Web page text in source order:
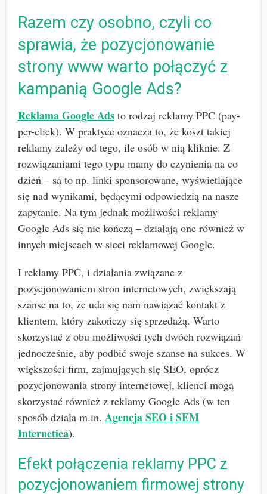
Razem czy osobno, czyli co
sprawia, że pozycjonowanie
strony www warto połączyć z
kampanią Google Ads?
Reklama Google Adsto rodzaj reklamy PPC (pay-
per-click). W praktyce oznacza to, że koszt takiej
reklamy zależy od tego, ile osób w nią kliknie. Z
rozwiązaniami tego typu mamy do czynienia na co
dzień – są to np. linki sponsorowane, wyświetlające
się nad wynikami, będącymi odpowiedzią na nasze
zapytanie. Na tym jednak możliwości reklamy
Google Ads się nie kończą – działają one również w
innych miejscach w sieci reklamowej Google.
I reklamy PPC, i działania związane z
pozycjonowaniem stron internetowych, zwiększają
szanse na to, że uda się nam nawiązać kontakt z
klientem, który zakończy się sprzedażą. Warto
skorzystać z obu możliwości tych dwóch rozwiązań
jednocześnie, aby podbić swoje szanse na sukces. W
większości firm, zajmujących się SEO, oprócz
pozycjonowania strony internetowej, klienci mogą
skorzystać również z reklamy Google Ads (w ten
sposób działa m.in. Agencja SEO i SEM
Internetica).
Efekt połączenia reklamy PPC z
pozycjonowaniem firmowej strony